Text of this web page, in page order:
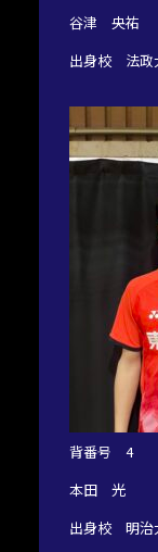
谷津 央祐
出身校 法政
背番号 4
本田 光
出身校 明治